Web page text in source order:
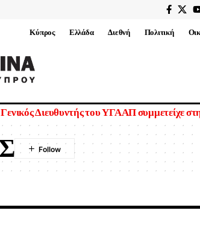
Κύπρος Ελλάδα Διεθνή Πολιτική
Διευθυντής του ΥΓΑΑΠ συμμετείχε